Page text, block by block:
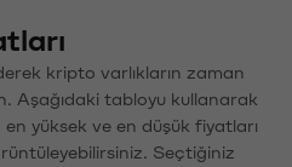
kripto varlıkların zaman
Aşağıdaki tabloyu kullanarak
en yüksek ve en düşük fiyatları
Seçtiğiniz